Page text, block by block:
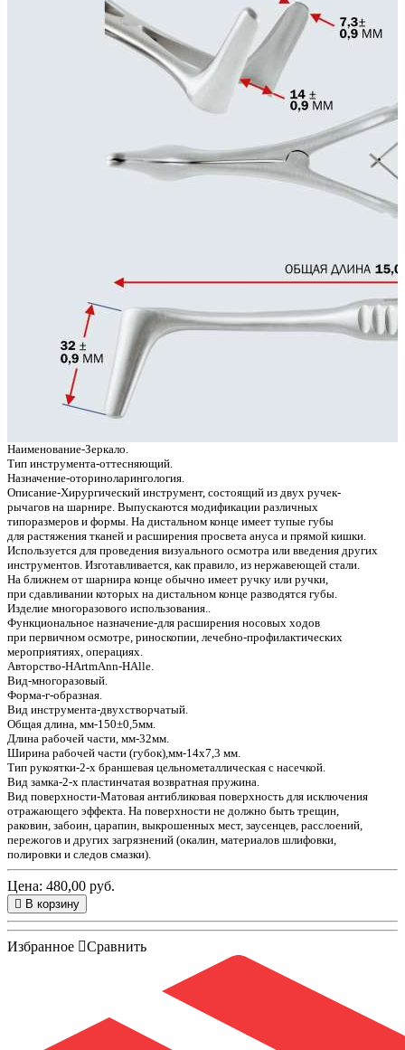
Наименование-Зеркало.
Тип инструмента-оттесняющий.
Назначение-оториноларингология.
Описание-Хирургический инструмент, состоящий из двух ручек-
рычагов на шарнире. Выпускаются модификации различных
типоразмеров и формы. На дистальном конце имеет тупые губы
для растяжения тканей и расширения просвета ануса и прямой кишки.
Используется для проведения визуального осмотра или введения других
инструментов. Изготавливается, как правило, из нержавеющей стали.
На ближнем от шарнира конце обычно имеет ручку или ручки,
при сдавливании которых на дистальном конце разводятся губы.
Изделие многоразового использования..
Функциональное назначение-для расширения носовых ходов
при первичном осмотре, риноскопии, лечебно-профилактических
мероприятиях, операциях.
Aвторство-HArtmAnn-HAlle.
Вид-многоразовый.
Форма-г-образная.
Вид инструмента-двухстворчатый.
Общая длина, мм-150±0,5мм.
Длина рабочей части, мм-32мм.
Ширина рабочей части (губок),мм-14х7,3 мм.
Тип рукоятки-2-х браншевая цельнометаллическая с насечкой.
Вид замка-2-х пластинчатая возвратная пружина.
Вид поверхности-Матовая антибликовая поверхность для исключения
отражающего эффекта. На поверхности не должно быть трещин,
раковин, забоин, царапин, выкрошенных мест, заусенцев, расслоений,
пережогов и других загрязнений (окалин , материалов шлифовки,
полировки и следов смазки).
Цена: 480,00 руб.
В корзину
Избранное Сравнить